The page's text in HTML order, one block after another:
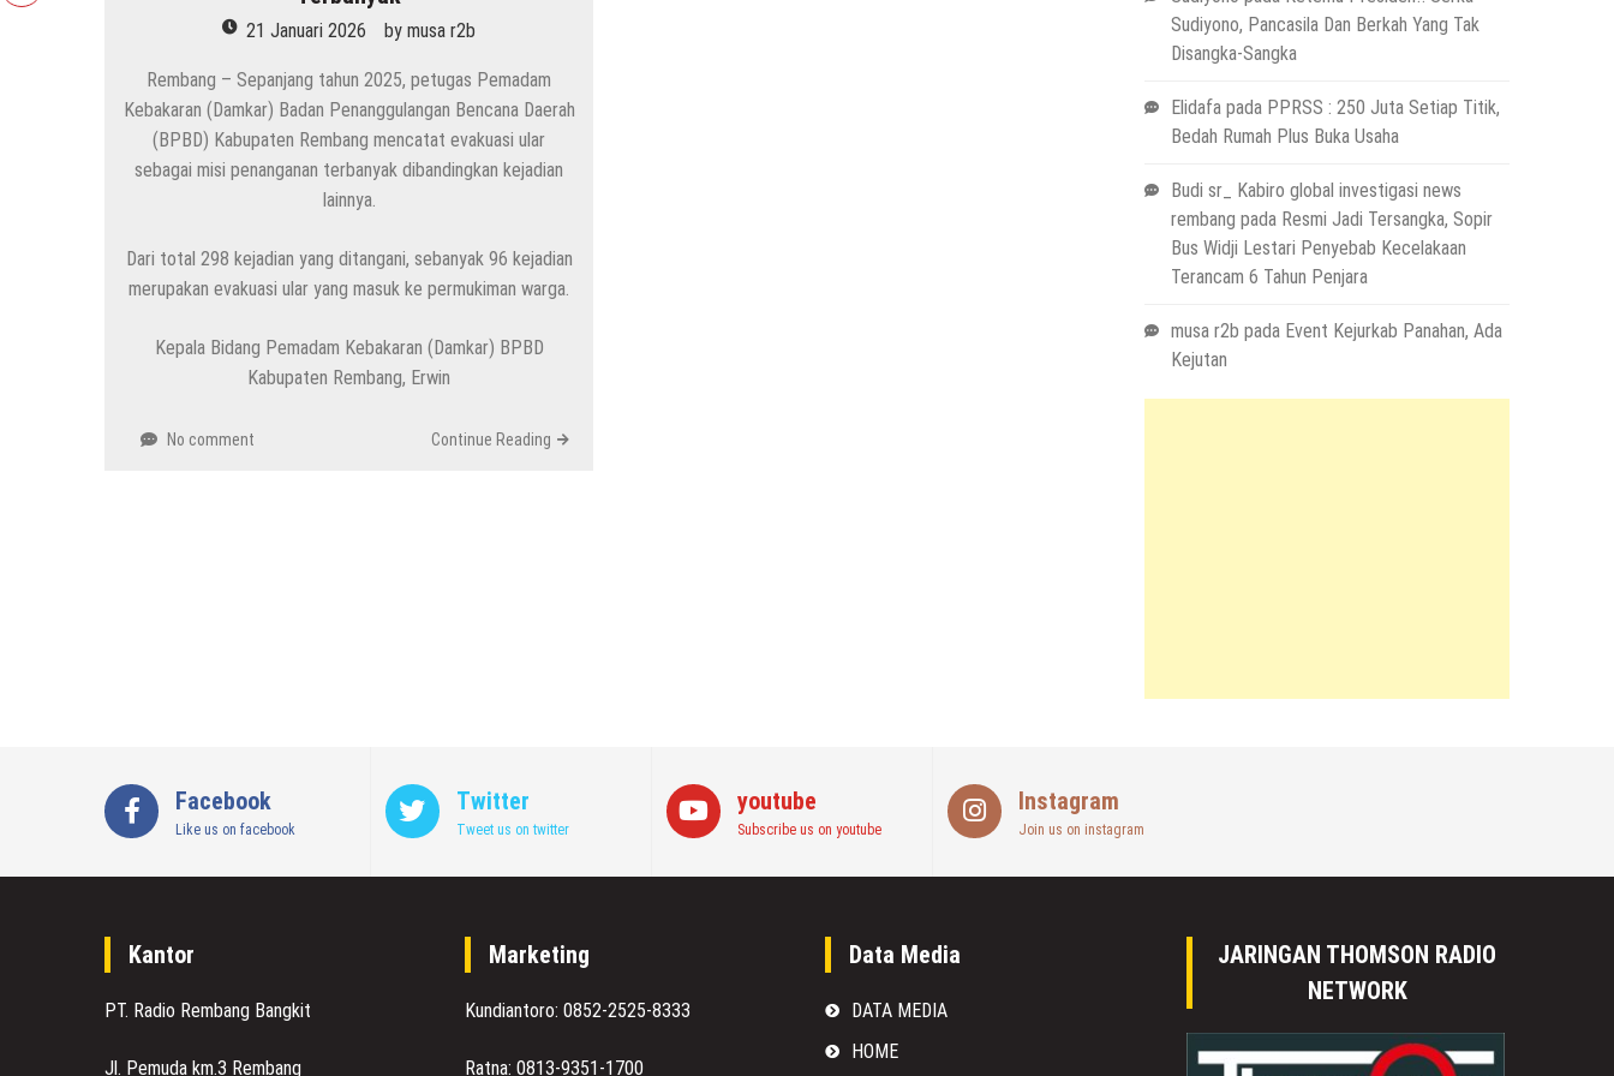
21 Januari 2026 bymusa r2b
Rembang – Sepanjang tahun 2025, petugas Pemadam
Kebakaran (Damkar) Badan Penanggulangan Bencana Daerah
(BPBD) Kabupaten Rembang mencatat evakuasi ular
sebagai misi penanganan terbanyak dibandingkan kejadian
lainnya.
Dari total 298 kejadian yang ditangani, sebanyak 96 kejadian
merupakan evakuasi ular yang masuk ke permukiman warga.
Kepala Bidang Pemadam Kebakaran (Damkar) BPBD
Kabupaten Rembang, Erwin
No comment Continue Reading
Sudiyono, Pancasila Dan Berkah Yang Tak
Disangka-Sangka
Elidafa pada PPRSS : 250 Juta Setiap Titik,
Bedah Rumah Plus Buka Usaha
Budi sr_ Kabiro global investigasi news
rembang pada Resmi Jadi Tersangka, Sopir
Bus Widji Lestari Penyebab Kecelakaan
Terancam 6 Tahun Penjara
musa r2b pada Event Kejurkab Panahan, Ada
Kejutan
Facebook
Like us on facebook
Twitter
Tweet us on twitter
youtube
Subscribe us on youtube
Instagram
Join us on instagram
Kantor
PT. Radio Rembang Bangkit
Jl. Pemuda km.3 Rembang
Marketing
Kundiantoro: 0852-2525-8333
Ratna: 0813-9351-1700
Data Media
DATA MEDIA
HOME
JARINGAN THOMSON RADIO
NETWORK